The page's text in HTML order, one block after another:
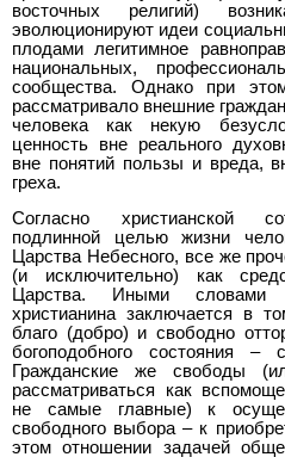
восточных религий)
эволюционируют идеи
плодами легитимное
национальных,
сообщества. Однако при
рассматривало внешние
человека как некую
ценность вне реального
вне понятий пользы и вреда,
греха.
Согласно христианской
подлинной целью жизни
Царства Небесного, все же
(и исключительно) как
Царства. Иными словами
христианина заключается в
благо (добро) и свободно
богоподобного состояния
Гражданские же свободы
рассматриваться как
не самые главные) к
свободного выбора – к
этом отношении задачей